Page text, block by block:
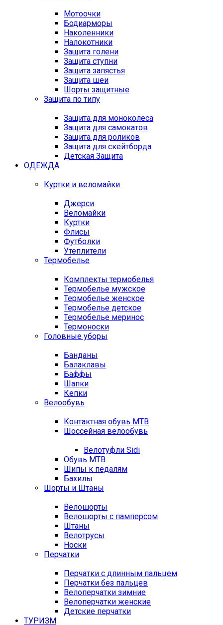
Мотоочки
Бодиарморы
Наколенники
Налокотники
Защита голени
Защита ступни
Защита запястья
Защита шеи
Шорты защитные
Защита по типу
Защита для моноколеса
Защита для самокатов
Защита для роликов
Защита для скейтборда
Детская Защита
ОДЕЖДА
Куртки и веломайки
Джерси
Веломайки
Куртки
Флисы
Футболки
Утеплители
Термобелье
Комплекты термобелья
Термобелье мужское
Термобелье женское
Термобелье детское
Термобелье меринос
Термоноски
Головные уборы
Банданы
Балаклавы
Баффы
Шапки
Кепки
Велообувь
Контактная обувь MTB
Шоссейная велообувь
Велотуфли Sidi
Обувь MTB
Шипы к педалям
Бахилы
Шорты и Штаны
Велошорты
Велошорты с памперсом
Штаны
Велотрусы
Носки
Перчатки
Перчатки с длинным пальцем
Перчатки без пальцев
Велоперчатки зимние
Велоперчатки женские
Детские перчатки
ТУРИЗМ